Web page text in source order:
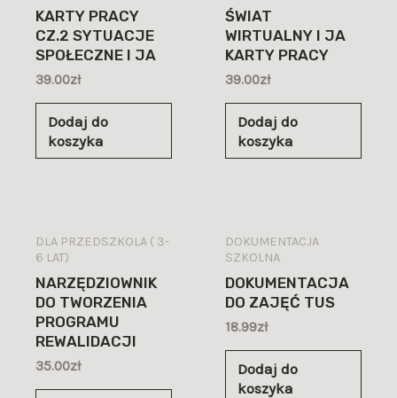
KARTY PRACY
CZ.2 SYTUACJE
SPOŁECZNE I JA
39.00zł
Dodaj do
koszyka
ŚWIAT
WIRTUALNY I JA
KARTY PRACY
39.00zł
Dodaj do
koszyka
DLA PRZEDSZKOLA ( 3-
6 LAT)
NARZĘDZIOWNIK
DO TWORZENIA
PROGRAMU
REWALIDACJI
35.00zł
DOKUMENTACJA
SZKOLNA
DOKUMENTACJA
DO ZAJĘĆ TUS
18.99zł
Dodaj do
koszyka